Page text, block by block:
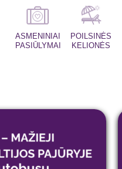
ASMENINIAI
PASIŪLYMAI
POILSINĖS
KELIONĖS